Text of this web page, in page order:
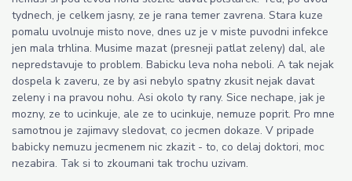
tydnech, je celkem jasny, ze je rana temer zavrena. Stara kuze
pomalu uvolnuje misto nove, dnes uz je v miste puvodni infekce
jen mala trhlina. Musime mazat (presneji patlat zeleny) dal, ale
nepredstavuje to problem. Babicku leva noha neboli. A tak nejak
dospela k zaveru, ze by asi nebylo spatny zkusit nejak davat
zeleny i na pravou nohu. Asi okolo ty rany. Sice nechape, jak je
mozny, ze to ucinkuje, ale ze to ucinkuje, nemuze poprit. Pro mne
samotnou je zajimavy sledovat, co jecmen dokaze. V pripade
babicky nemuzu jecmenem nic zkazit - to, co delaj doktori, moc
nezabira. Tak si to zkoumani tak trochu uzivam.